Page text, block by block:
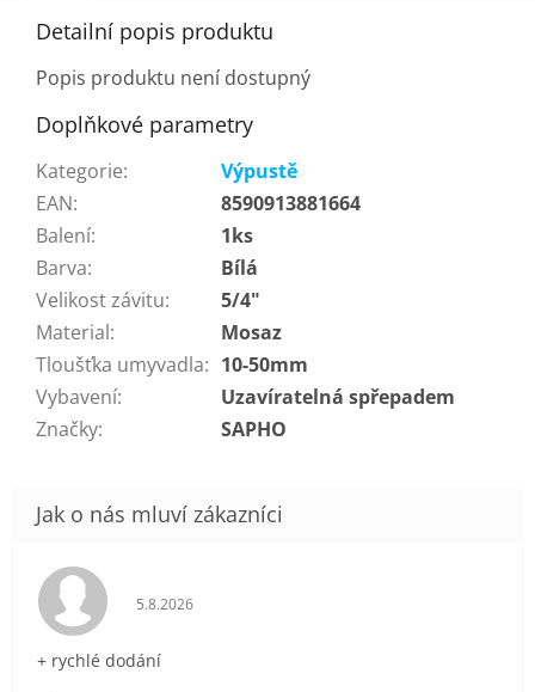
Detailní popis produktu
Popis produktu není dostupný
Doplňkové parametry
Kategorie:
Výpustě
EAN:
8590913881664
Balení:
1ks
Barva:
Bílá
Velikost závitu:
5/4"
Material:
Mosaz
Tloušťka umyvadla: 10-50mm
Vybavení:
Uzavíratelná spřepadem
Značky: SAPHO
Hodnocení obchodu je 5 z 5 hvězdiček.
5.8.2026
+ rychlé dodání